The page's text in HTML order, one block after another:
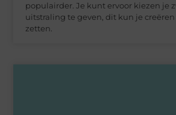
populairder. Je kunt ervoor kiezen je
uitstraling te geven, dit kun je
zetten.